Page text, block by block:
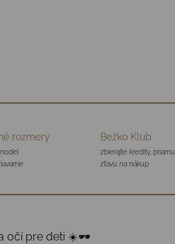
rozmery Bežko Klub
zbierajte kredity, priamu
zľavu na nákup
očí pre deti ☀️🕶